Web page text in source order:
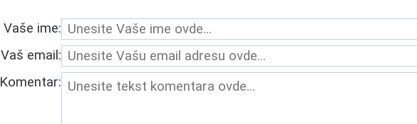
Vaše ime:
Vaš email:
Komentar: